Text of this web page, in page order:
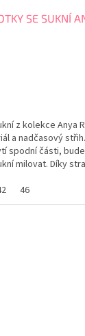
SE SUKNÍ
z kolekce Anya
a nadčasový
spodní části,
milovat. Díky
46